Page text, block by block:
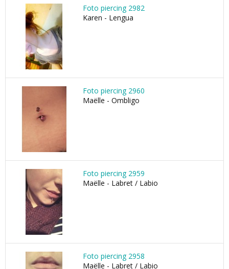
Foto piercing 2982
Karen - Lengua
Foto piercing 2960
Maëlle - Ombligo
Foto piercing 2959
Maëlle - Labret / Labio
Foto piercing 2958
Maëlle - Labret / Labio